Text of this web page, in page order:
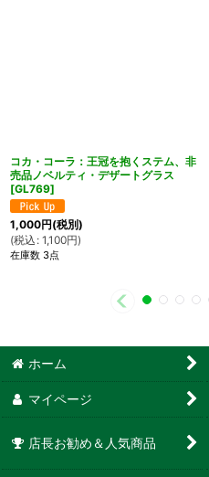
コカ・コーラ：王冠を抱くステム、非
売品ノベルティ・デザートグラス
[GL769]
1,000円(税別)
(税込 : 1,100円)
在庫数 3点
ホーム
マイページ
店長お勧め＆人気商品